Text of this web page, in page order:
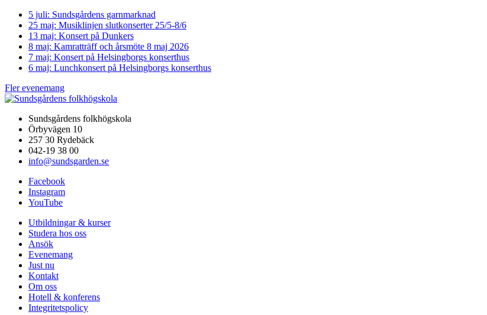
5 juli: Sundsgårdens garnmarknad
25 maj: Musiklinjen slutkonserter 25/5-8/6
13 maj: Konsert på Dunkers
8 maj: Kamratträff och årsmöte 8 maj 2026
7 maj: Konsert på Helsingborgs konserthus
6 maj: Lunchkonsert på Helsingborgs konserthus
Fler evenemang
Sundsgårdens folkhögskola
Örbyvägen 10
257 30 Rydebäck
042-19 38 00
info@sundsgarden.se
Facebook
Instagram
YouTube
Utbildningar & kurser
Studera hos oss
Ansök
Evenemang
Just nu
Kontakt
Om oss
Hotell & konferens
Integritetspolicy